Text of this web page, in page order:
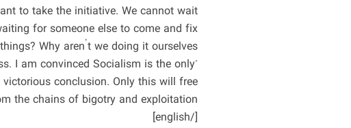
to take the initiative. We cannot wait
for someone else to come and fix
things? Why aren’t we doing it ourselves?
I am convinced Socialism is the only
conclusion. Only this will free
the chains of bigotry and exploitation.”
[/english]